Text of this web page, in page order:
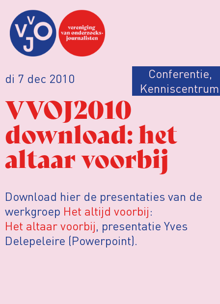
di 7 dec 2010 Conferentie,
Kenniscentrum
VVOJ2010
download: het
altaar voorbij
Download hier de presentaties van de
werkgroep Het altijd voorbij:
Het altaar voorbij, presentatie Yves
Delepeleire (Powerpoint).